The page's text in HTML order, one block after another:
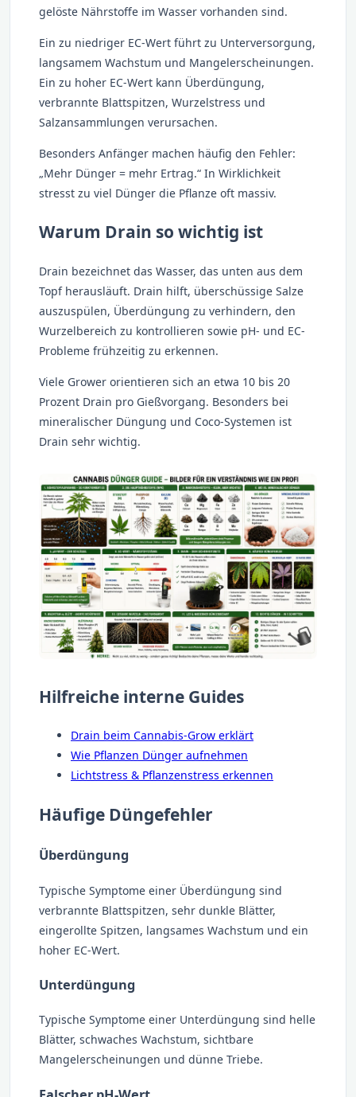
gelöste Nährstoffe im Wasser vorhanden sind.
Ein zu niedriger EC-Wert führt zu Unterversorgung,
langsamem Wachstum und Mangelerscheinungen.
Ein zu hoher EC-Wert kann Überdüngung,
verbrannte Blattspitzen, Wurzelstress und
Salzansammlungen verursachen.
Besonders Anfänger machen häufig den Fehler:
„Mehr Dünger = mehr Ertrag.“ In Wirklichkeit
stresst zu viel Dünger die Pflanze oft massiv.
Warum Drain so wichtig ist
Drain bezeichnet das Wasser, das unten aus dem
Topf herausläuft. Drain hilft, überschüssige Salze
auszuspülen, Überdüngung zu verhindern, den
Wurzelbereich zu kontrollieren sowie pH- und EC-
Probleme frühzeitig zu erkennen.
Viele Grower orientieren sich an etwa 10 bis 20
Prozent Drain pro Gießvorgang. Besonders bei
mineralischer Düngung und Coco-Systemen ist
Drain sehr wichtig.
Hilfreiche interne Guides
Drain beim Cannabis-Grow erklärt
Wie Pflanzen Dünger aufnehmen
Lichtstress & Pflanzenstress erkennen
Häufige Düngefehler
Überdüngung
Typische Symptome einer Überdüngung sind
verbrannte Blattspitzen, sehr dunkle Blätter,
eingerollte Spitzen, langsames Wachstum und ein
hoher EC-Wert.
Unterdüngung
Typische Symptome einer Unterdüngung sind helle
Blätter, schwaches Wachstum, sichtbare
Mangelerscheinungen und dünne Triebe.